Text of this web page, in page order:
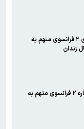
رای دادگاه انقلاب برای ۲ فرانسوی متهم به
رای دادگاه انقلاب درباره ۲ فرانسوی متهم به